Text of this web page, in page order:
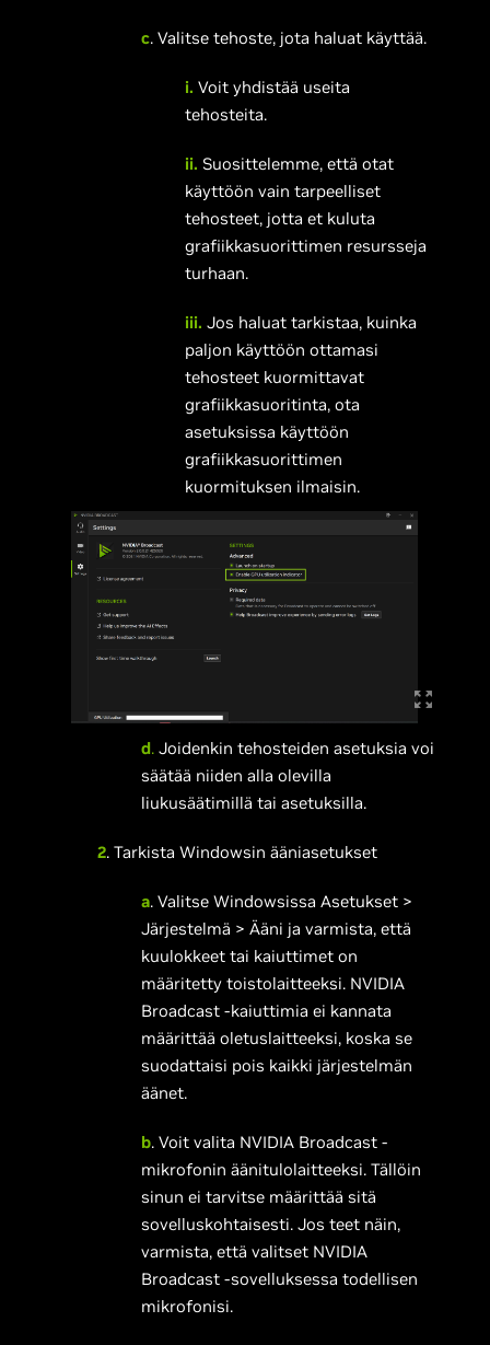
c. Valitse tehoste, jota haluat käyttää.
i. Voit yhdistää useita
tehosteita.
ii. Suosittelemme, että otat
käyttöön vain tarpeelliset
tehosteet, jotta et kuluta
grafiikkasuorittimen resursseja
turhaan.
iii. Jos haluat tarkistaa, kuinka
paljon käyttöön ottamasi
tehosteet kuormittavat
grafiikkasuoritinta, ota
asetuksissa käyttöön
grafiikkasuorittimen
kuormituksen ilmaisin.
d. Joidenkin tehosteiden asetuksia voi
säätää niiden alla olevilla
liukusäätimillä tai asetuksilla.
2. Tarkista Windowsin ääniasetukset
a. Valitse Windowsissa Asetukset >
Järjestelmä > Ääni ja varmista, että
kuulokkeet tai kaiuttimet on
määritetty toistolaitteeksi. NVIDIA
Broadcast -kaiuttimia ei kannata
määrittää oletuslaitteeksi, koska se
suodattaisi pois kaikki järjestelmän
äänet.
b. Voit valita NVIDIA Broadcast -
mikrofonin äänitulolaitteeksi. Tällöin
sinun ei tarvitse määrittää sitä
sovelluskohtaisesti. Jos teet näin,
varmista, että valitset NVIDIA
Broadcast -sovelluksessa todellisen
mikrofonisi.